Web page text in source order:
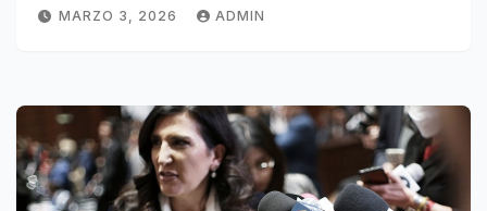
MARZO 3, 2026 ADMIN